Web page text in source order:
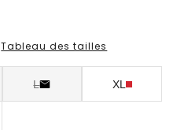
Tableau des tailles
L XL